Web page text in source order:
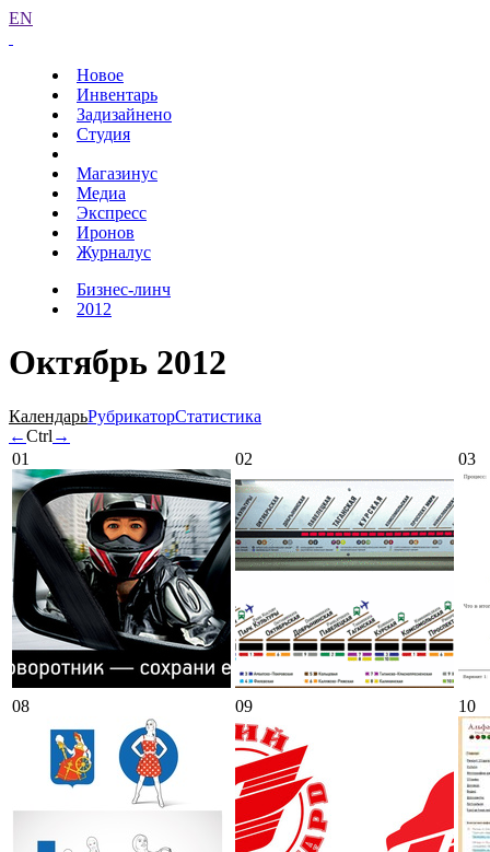
EN
Новое
Инвентарь
Задизайнено
Студия
Магазинус
Медиа
Экспресс
Иронов
Журналус
Бизнес-линч
2012
Октябрь 2012
КалендарьРубрикаторСтатистика
←Ctrl →
01
02 03
08 09 10